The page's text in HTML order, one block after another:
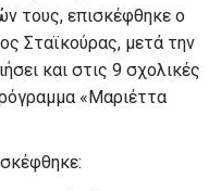
τους, επισκέφθηκε ο
Σταϊκούρας, μετά την
και στις 9 σχολικές
«Μαριέττα